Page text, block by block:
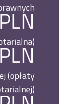
(opłaty